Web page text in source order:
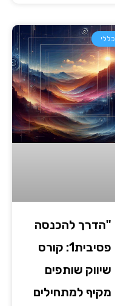
כללי
"הדרך להכנסה
פסיבית1: קורס
שיווק שותפים
מקיף למתחילים